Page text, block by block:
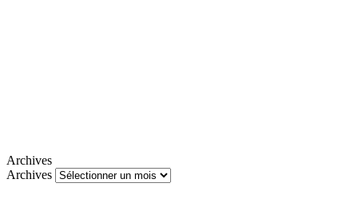
Archives
Archives